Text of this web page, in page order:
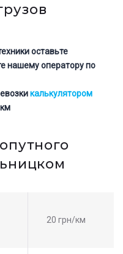
оставьте
нашему оператору по
калькулятором
20 грн/км